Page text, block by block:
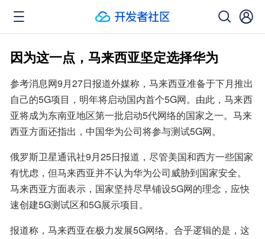
因为这一点，马来西亚坚定选择华为
参考消息网9月27日报道外媒称，马来西亚准备于下月推出
自己的5G项目，明年将启动国内首个5G网。由此，马来西
亚将成为东南亚地区第一批启动5代网络的国家之一。马来
西亚方面还指出，中国华为公司将参与测试5G网。
俄罗斯卫星通讯社9月25日报道，尽管美国和西方一些国家
有忧虑，但马来西亚并不认为华为公司威胁到国家安全。
马来西亚方面表示，国家坚持尽早铺设5G网的理念，应快
速创建5G测试区和5G展示项目。
报道称，马来西亚在极力发展5G网络。合乎逻辑的是，这